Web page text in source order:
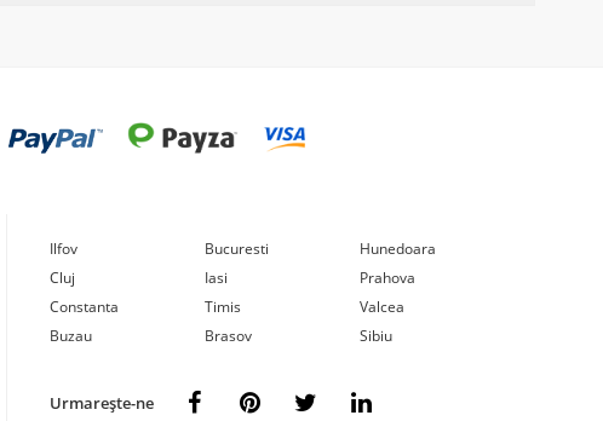
Ilfov Bucuresti
Hunedoara
Cluj
Iasi
Prahova
Constanta
Timis
Valcea
Buzau
Brasov Sibiu
Urmarește-ne